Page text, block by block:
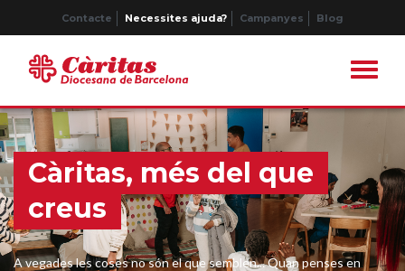
Contacte Necessites ajuda? Campanyes Blog
Càritas, més del que
creus
A vegades les coses no són el que semblen... Quan penses en